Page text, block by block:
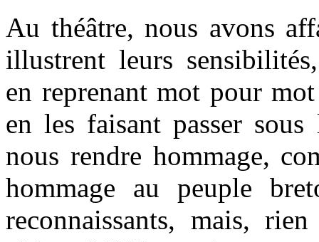
Au théâtre, nous avons
illustrent leurs
en reprenant mot pour
en les faisant passer
nous rendre hommage,
hommage au peuple
reconnaissants, mais,